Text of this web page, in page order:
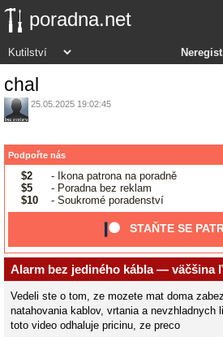
poradna.net
chal
25.05.2025 19:02:45
Podpořte nás
$2
- Ikona patrona na poradně
$5
- Poradna bez reklam
$10
- Soukromé poradenství
STAŇTE SE
Alarm bez jediného kábla — väčšina
Vedeli ste o tom, ze mozete mat doma
natahovania kablov, vrtania a nevzhladnych
toto video odhaluje pricinu, ze preco